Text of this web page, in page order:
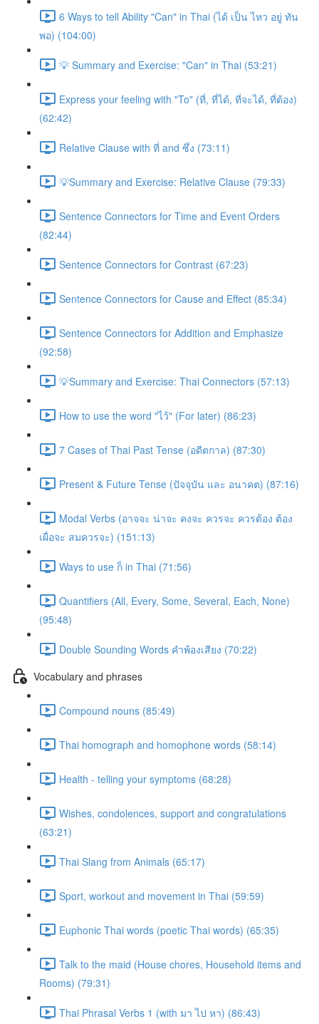
6 Ways to tell Ability "Can" in Thai (ได้ เป็น ไหว อยู่ ทัน
พอ) (104:00)
💡 Summary and Exercise: "Can" in Thai (53:21)
Express your feeling with "To" (ที่, ที่ได้, ที่จะได้, ที่ต้อง)
(62:42)
Relative Clause with ที่ and ซึ่ง (73:11)
💡Summary and Exercise: Relative Clause (79:33)
Sentence Connectors for Time and Event Orders
(82:44)
Sentence Connectors for Contrast (67:23)
Sentence Connectors for Cause and Effect (85:34)
Sentence Connectors for Addition and Emphasize
(92:58)
💡Summary and Exercise: Thai Connectors (57:13)
How to use the word "ไว้" (For later) (86:23)
7 Cases of Thai Past Tense (อดีตกาล) (87:30)
Present & Future Tense (ปัจจุบัน และ อนาคต) (87:16)
Modal Verbs (อาจจะ น่าจะ คงจะ ควรจะ ควรต้อง ต้อง
เผื่อจะ สมควรจะ) (151:13)
Ways to use ก็ in Thai (71:56)
Quantifiers (All, Every, Some, Several, Each, None)
(95:48)
Double Sounding Words คำพ้องเสียง (70:22)
Vocabulary and phrases
Compound nouns (85:49)
Thai homograph and homophone words (58:14)
Health - telling your symptoms (68:28)
Wishes, condolences, support and congratulations
(63:21)
Thai Slang from Animals (65:17)
Sport, workout and movement in Thai (59:59)
Euphonic Thai words (poetic Thai words) (65:35)
Talk to the maid (House chores, Household items and
Rooms) (79:31)
Thai Phrasal Verbs 1 (with มา ไป หา) (86:43)